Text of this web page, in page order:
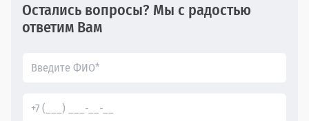
Остались вопросы? Мы с радостью
ответим Вам